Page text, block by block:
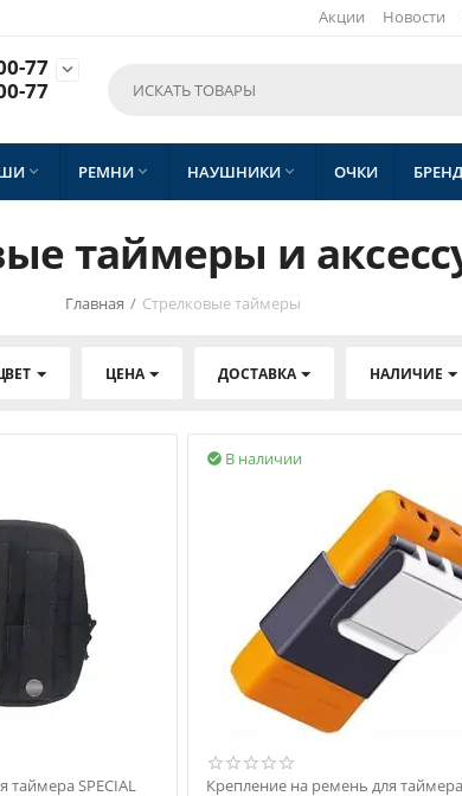
Акции Новости
77
77

 РЕМНИ  НАУШНИКИ  ОЧКИ
таймеры и
Главная / Стрелковые таймеры
ЦЕНА ДОСТАВКА НАЛИЧИЕ
SPECIAL
В наличии

Крепление на ремень для